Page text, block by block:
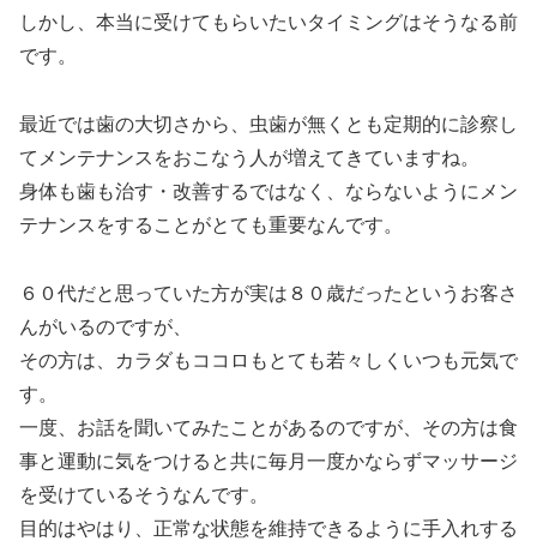
しかし、本当に受けてもらいたいタイミングはそうなる前
です。
最近では歯の大切さから、虫歯が無くとも定期的に診察し
てメンテナンスをおこなう人が増えてきていますね。
身体も歯も治す・改善するではなく、ならないようにメン
テナンスをすることがとても重要なんです。
６０代だと思っていた方が実は８０歳だったというお客さ
んがいるのですが、
その方は、カラダもココロもとても若々しくいつも元気で
す。
一度、お話を聞いてみたことがあるのですが、その方は食
事と運動に気をつけると共に毎月一度かならずマッサージ
を受けているそうなんです。
目的はやはり、正常な状態を維持できるように手入れする